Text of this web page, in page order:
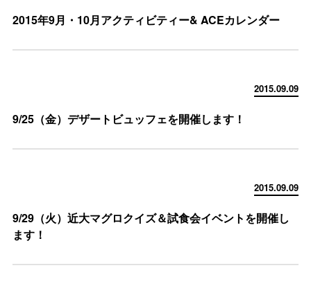
2015年9月・10月アクティビティー& ACEカレンダー
2015.09.09
9/25（金）デザートビュッフェを開催します！
2015.09.09
9/29（火）近大マグロクイズ＆試食会イベントを開催し
ます！